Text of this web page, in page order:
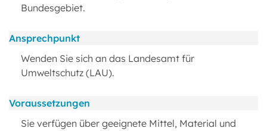
Bundesgebiet.
Ansprechpunkt
Wenden Sie sich an das Landesamt für
Umweltschutz (LAU).
Voraussetzungen
Sie verfügen über geeignete Mittel, Material und